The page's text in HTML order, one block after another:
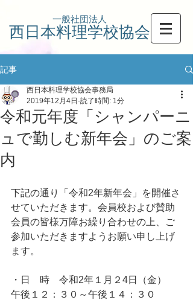
一般社団法人
西日本料理学校協会
記事
令和元年度「シャンパーニ
ュで勤しむ新年会」のご案
内
西日本料理学校協会事務局
2019年12月4日 読了時間: 1分
下記の通り「令和2年新年会」を開催さ
せていただきます。会員校および賛助
会員の皆様万障お繰り合わせの上、ご
参加いただきますようお願い申し上げ
ます。
・日　時    令和2年１月２4日（金）
午後１２：３０～午後１４：３０